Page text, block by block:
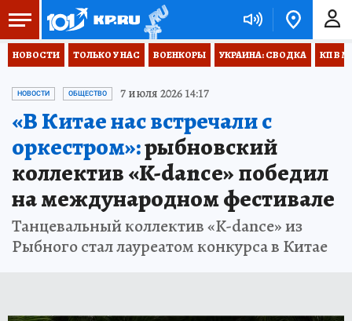
НОВОСТИ ТОЛЬКО У НАС ВОЕНКОРЫ УКРАИНА: СВОДКА КП В
НОВОСТИ ОБЩЕСТВО 7 июля 2026 14:17
«В Китае нас встречали с
оркестром»:рыбновский
коллектив «K-dance» победил
на международном фестивале
Танцевальный коллектив «K-dance» из
Рыбного стал лауреатом конкурса в Китае